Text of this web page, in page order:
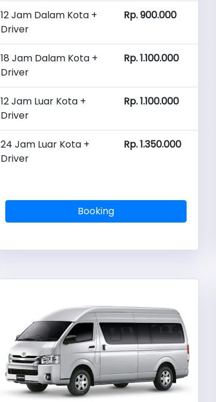
12 Jam Dalam Kota +
Driver
Rp. 900.000
18 Jam Dalam Kota +
Driver
Rp. 1.100.000
12 Jam Luar Kota +
Driver
Rp. 1.100.000
24 Jam Luar Kota +
Driver
Rp. 1.350.000
Booking